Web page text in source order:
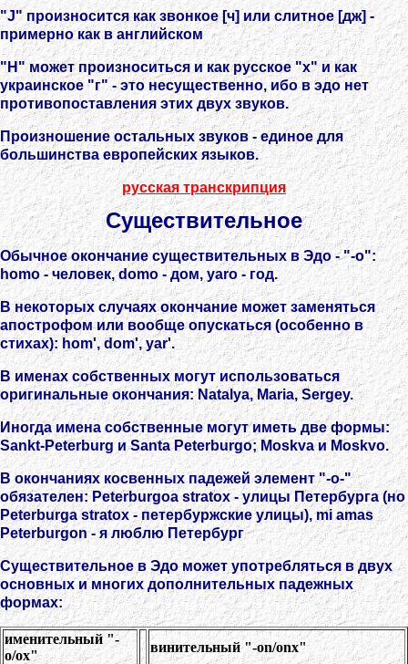
"J" произносится как звонкое [ч] или слитное [дж] -
примерно как в английском
"H" может произноситься и как русское "х" и как
украинское "г" - это несущественно, ибо в эдо нет
противопоставления этих двух звуков.
Произношение остальных звуков - единое для
большинства европейских языков.
русская транскрипция
Существительное
Обычное окончание существительных в Эдо - "-o":
homo - человек, domo - дом, yaro - год.
В некоторых случаях окончание может заменяться
апострофом или вообще опускаться (особенно в
стихах): hom', dom', yar'.
В именах собственных могут использоваться
оригинальные окончания: Natalya, Maria, Sergey.
Иногда имена собственные могут иметь две формы:
Sankt-Peterburg и Santa Peterburgo; Moskva и Moskvo.
В окончаниях косвенных падежей элемент "-o-"
обязателен: Peterburgoa stratox - улицы Петербурга (но
Peterburga stratox - петербуржские улицы), mi amas
Peterburgon - я люблю Петербург
Существительное в Эдо может употребляться в двух
основных и многих дополнительных падежных
формах:
именительный "-
o/ox"
винительный "-on/onx"